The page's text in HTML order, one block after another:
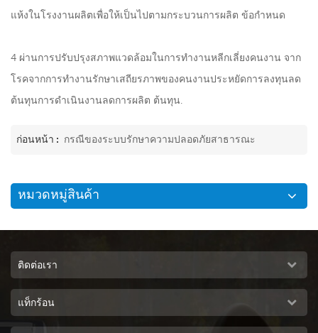
แห้งในโรงงานผลิตเพื่อให้เป็นไปตามกระบวนการผลิต ข้อกำหนด
4 ผ่านการปรับปรุงสภาพแวดล้อมในการทำงานหลีกเลี่ยงคนงาน จาก
โรคจากการทำงานรักษาเสถียรภาพของคนงานประหยัดการลงทุนลด
ต้นทุนการดำเนินงานลดการผลิต ต้นทุน.
ก่อนหน้า : กรณีของระบบรักษาความปลอดภัยสาธารณะ
หมวดหมู่สินค้า
ติดต่อเรา
แท็กร้อน